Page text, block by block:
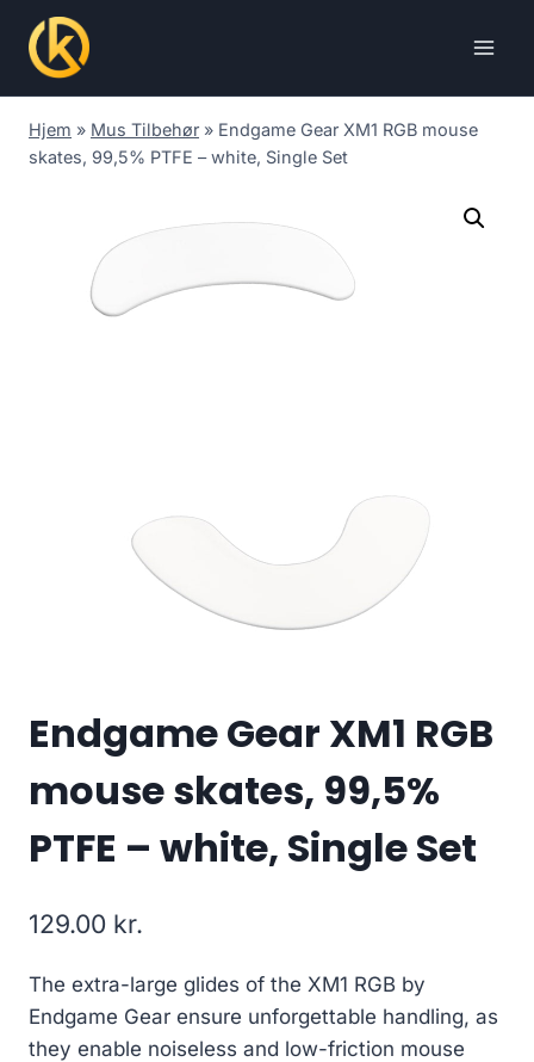
content
Hjem » Mus Tilbehør » Endgame Gear XM1 RGB mouse
skates, 99,5% PTFE – white, Single Set
Endgame Gear XM1 RGB
mouse skates, 99,5%
PTFE – white, Single Set
129.00 kr.
The extra-large glides of the XM1 RGB by
Endgame Gear ensure unforgettable handling, as
they enable noiseless and low-friction mouse